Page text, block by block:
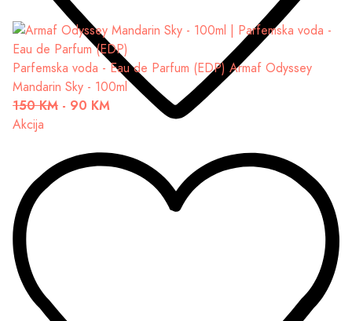
Parfemska voda - Eau de Parfum (EDP) Armaf Odyssey
Mandarin Sky - 100ml
150 KM - 90 KM
Akcija